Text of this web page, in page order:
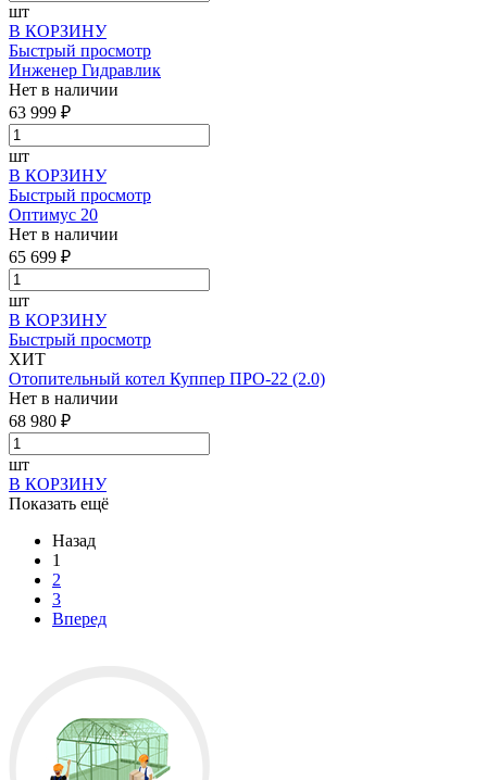
шт
В КОРЗИНУ
Быстрый просмотр
Инженер Гидравлик
Нет в наличии
63 999 ₽
шт
В КОРЗИНУ
Быстрый просмотр
Оптимус 20
Нет в наличии
65 699 ₽
шт
В КОРЗИНУ
Быстрый просмотр
ХИТ
Отопительный котел Куппер ПРО-22 (2.0)
Нет в наличии
68 980 ₽
шт
В КОРЗИНУ
Показать ещё
Назад
1
2
3
Вперед